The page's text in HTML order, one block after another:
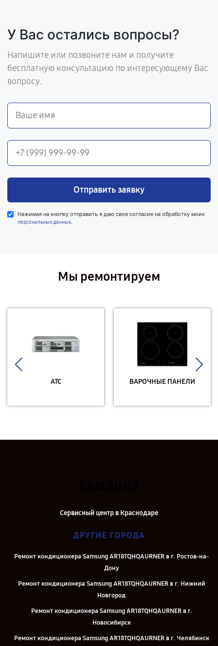
У Вас остались вопросы?
Напишите или позвоните нам и получите
бесплатную консультацию по интересующему Вас
вопросу.
Отправить заявку
Нажимая на кнопку отправить я даю свое согласие на обработку моих
персональных данных.
Мы ремонтируем
АТС ВАРОЧНЫЕ ПАНЕЛИ
Сервисный центр в Краснодаре
ДРУГИЕ ГОРОДА
Ремонт кондиционера Samsung AR18TQHQAURNER в г. Ростов-на-
Дону
Ремонт кондиционера Samsung AR18TQHQAURNER в г. Нижний
Новгород
Ремонт кондиционера Samsung AR18TQHQAURNER в г.
Новосибирск
Ремонт кондиционера Samsung AR18TQHQAURNER в г. Челябинск